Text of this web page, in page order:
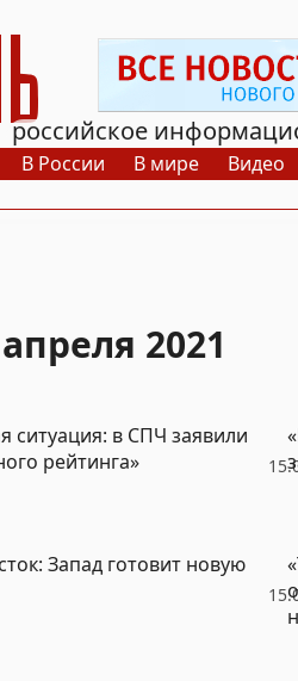
российское
В России В мире Видео
2021
ситуация: в СПЧ заявили
рейтинга»
Запад готовит новую